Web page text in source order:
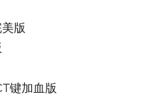
版
键加血版